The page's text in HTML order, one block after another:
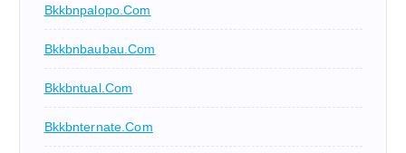
Bkkbnpalopo.com
Bkkbnbaubau.com
Bkkbntual.com
Bkkbnternate.com